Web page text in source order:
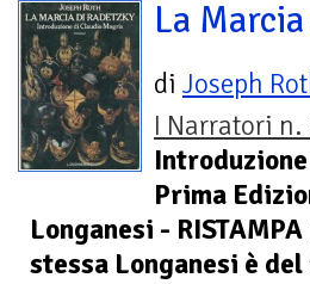
La
di Joseph
I Narratori n.
Prima
Longanesi -
stessa Longanesi è